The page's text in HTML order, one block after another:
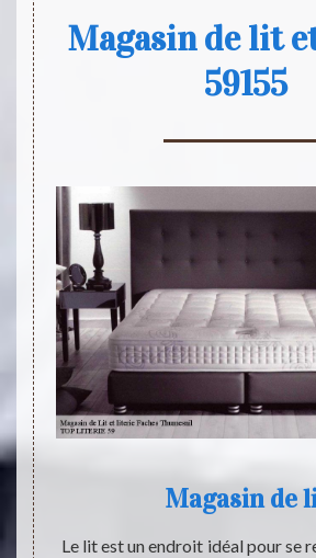
Magasin de lit
59155
Magasin de
Le lit est un endroit idéal pour se